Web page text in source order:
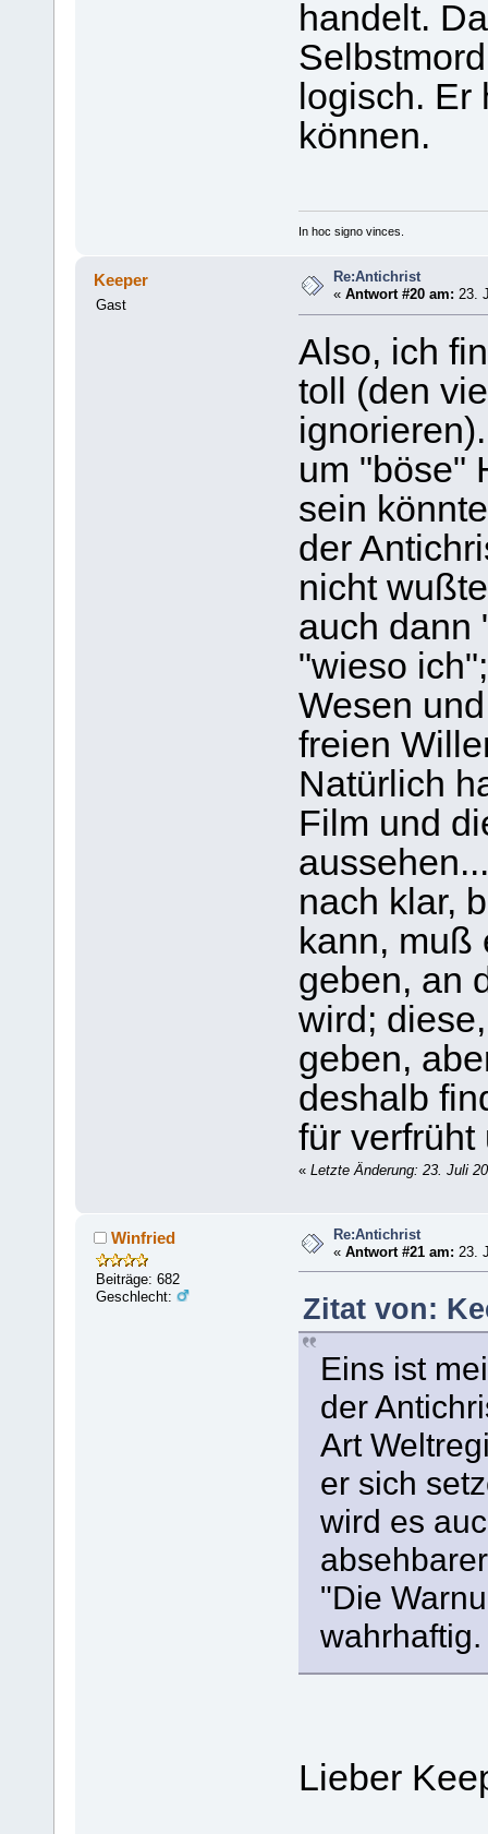
handelt.
logisch.
können.
In hoc signo vinces.
Keeper
Gast
Re:Antichrist
«Antwort #20 am: 23.
Also, ich
toll (den
um "böse"
sein
der
nicht
auch dann
"wieso
Wesen
freien
Natürlich
Film und
nach klar,
kann, muß
geben, an
wird;
geben,
deshalb
für verfrüht
« Letzte Änderung: 23. Juli
Winfried
Beiträge: 682
Geschlecht:
Re:Antichrist
«Antwort #21 am: 23.
Zitat von:
Eins ist
der
Art
er sich
wird es
"Die
wahrhaftig.
Lieber